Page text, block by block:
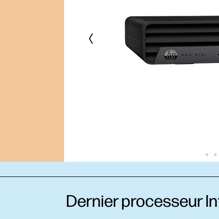
Dernier processeur